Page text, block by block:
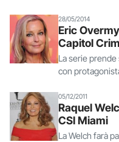
28/05/2014
Eric
Capitol
La serie
con
05/12/2011
Raquel
CSI Miami
La Welch farà